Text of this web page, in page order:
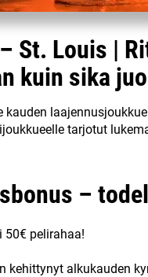
St. Louis |
kuin sika
kauden
tarjotut
–
50€ pelirahaa!
kehittynyt alkukauden